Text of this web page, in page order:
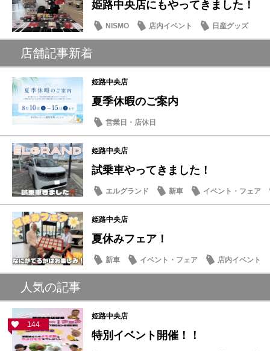
姫路中央店にもやってきました！
NISMO 店内イベント 日産グッズ
店舗記事新着
姫路中央店
夏季休暇のご案内
営業日・店休日
姫路中央店
試乗車やってきました！
エルグランド 新車 イベント・フェア
姫路中央店
夏休みフェア！
新車 イベント・フェア 店内イベント
人気の記事
144
姫路中央店
特別イベント開催！！